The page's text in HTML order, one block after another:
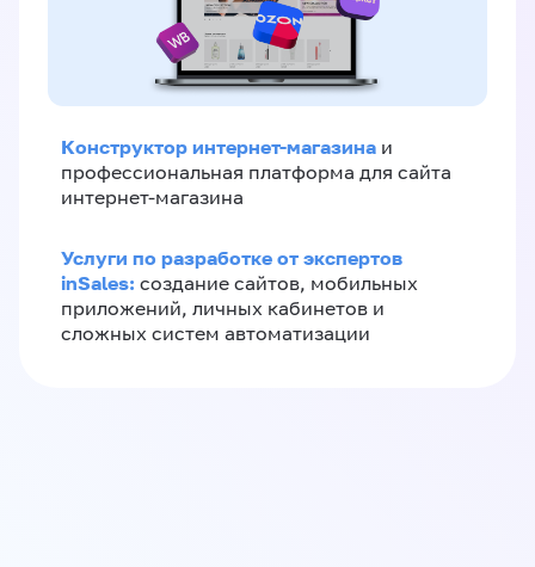
Конструктор интернет-магазина и
профессиональная платформа для сайта
интернет-магазина
Услуги по разработке от экспертов
inSales: создание сайтов, мобильных
приложений, личных кабинетов и
сложных систем автоматизации